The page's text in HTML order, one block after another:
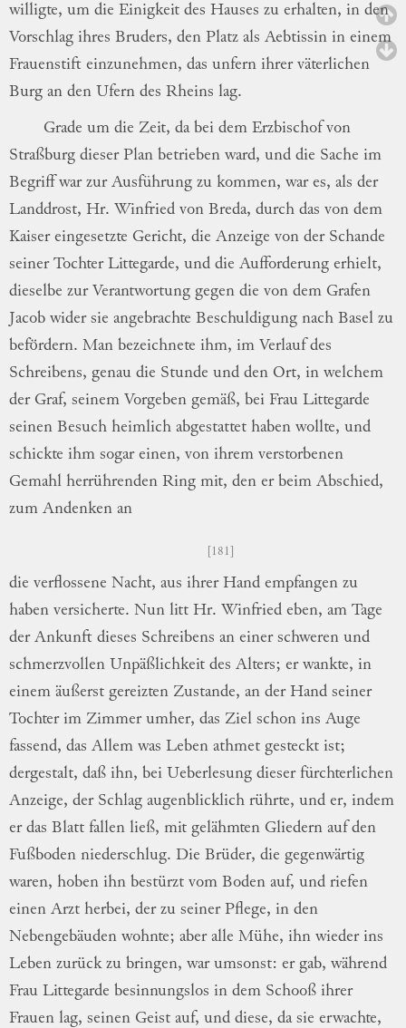
willigte, um die Einigkeit des Hauses zu erhalten, in den
Vorschlag ihres Bruders, den Platz als Aebtissin in einem
Frauenstift einzunehmen, das unfern ihrer väterlichen
Burg an den Ufern des Rheins lag.
Grade um die Zeit, da bei dem Erzbischofvon
Straßburg dieser Plan betrieben ward, und die Sache im
Begriff war zur Ausführung zu kommen, war es, als der
Landdrost, Hr. Winfried von Breda, durch das von dem
Kaiser eingesetzte Gericht, die Anzeige von der Schande
seiner Tochter Littegarde, und die Aufforderung erhielt,
dieselbe zur Verantwortung gegen die von dem Grafen
Jacob wider sie angebrachte Beschuldigung nach Basel zu
befördern. Man bezeichnete ihm, im Verlauf des
Schreibens, genau die Stunde und den Ort, in welchem
der Graf, seinem Vorgeben gemäß, bei Frau Littegarde
seinen Besuch heimlich abgestattet haben wollte, und
schickte ihm sogar einen, von ihrem verstorbenen
Gemahl herrührenden Ring mit, den er beim Abschied,
zum Andenken an
181
die verflossene Nacht, aus ihrer Hand empfangen zu
haben versicherte. Nun litt Hr. Winfried eben, am Tage
der Ankunft dieses Schreibens an einer schweren und
schmerzvollen Unpäßlichkeit des Alters; er wankte, in
einem äußerst gereizten Zustande, an der Hand seiner
Tochter im Zimmer umher, das Ziel schon ins Auge
fassend, das Allem was Leben athmet gesteckt ist;
dergestalt, daß ihn, bei Ueberlesung dieser fürchterlichen
Anzeige, der Schlag augenblicklich rührte, und er, indem
er das Blatt fallen ließ, mit gelähmten Gliedern auf den
Fußboden niederschlug. Die Brüder, die gegenwärtig
waren, hoben ihn bestürzt vom Boden auf, und riefen
einen Arzt herbei, der zu seiner Pflege, in den
Nebengebäuden wohnte; aber alle Mühe, ihn wieder ins
Leben zurück zu bringen, war umsonst: er gab, während
Frau Littegarde besinnungslos in dem Schooß ihrer
Frauen lag, seinen Geist auf, und diese, da sie erwachte,